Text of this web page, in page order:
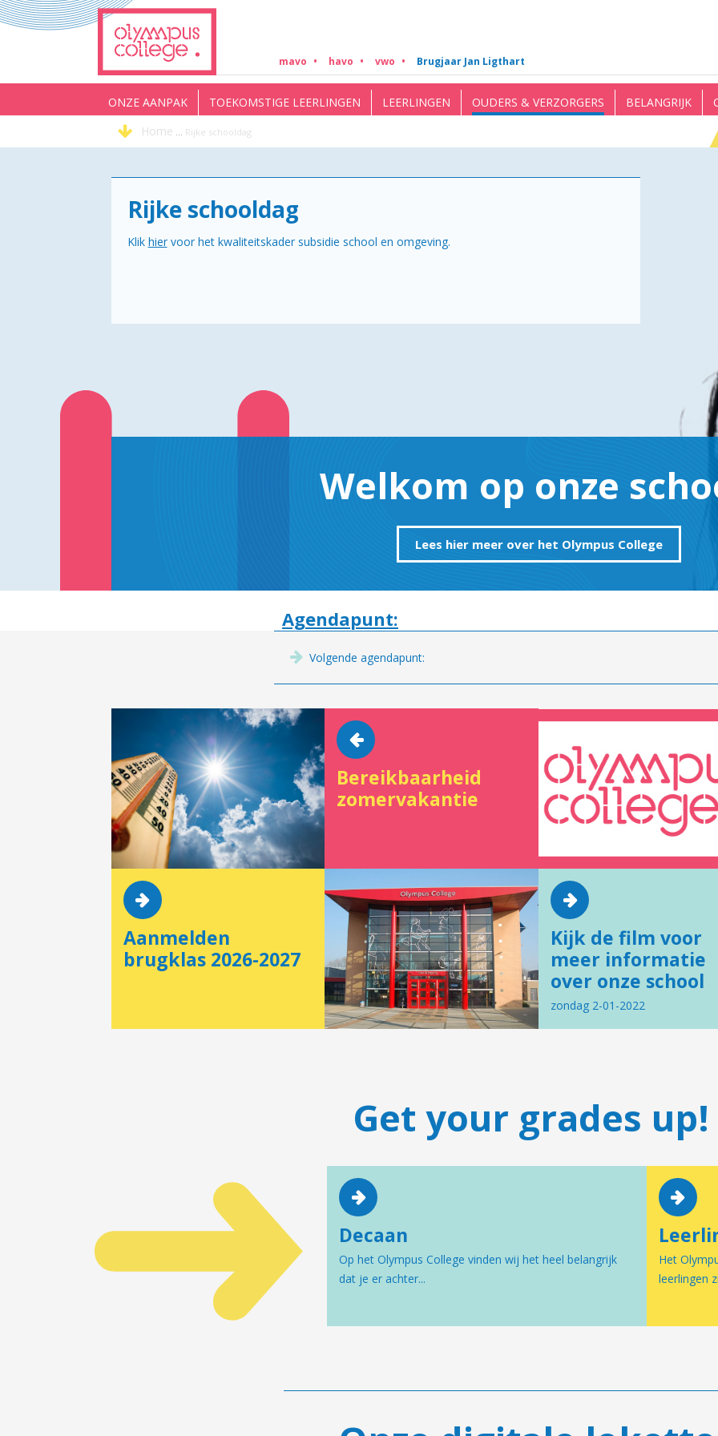
mavo havo vwo Brugjaar Jan Ligthart
ONZE AANPAK TOEKOMSTIGE LEERLINGEN LEERLINGEN OUDERS & VERZORGERS BELANGRIJK
Home ... Rijke schooldag
Rijke schooldag
Klik hiervoor het kwaliteitskader subsidie school en omgeving.
Welkom op onze
Lees hier meer over het Olympus College
Agendapunt:
Volgende agendapunt:
Bereikbaarheid
zomervakantie
Aanmelden
brugklas 2026-2027
Kijk de film voor
meer informatie
over onze school
zondag 2-01-2022
Get your grades up!
Decaan
Op het Olympus College vinden wij het heel belangrijk
dat je er achter...
Het
leerlingen